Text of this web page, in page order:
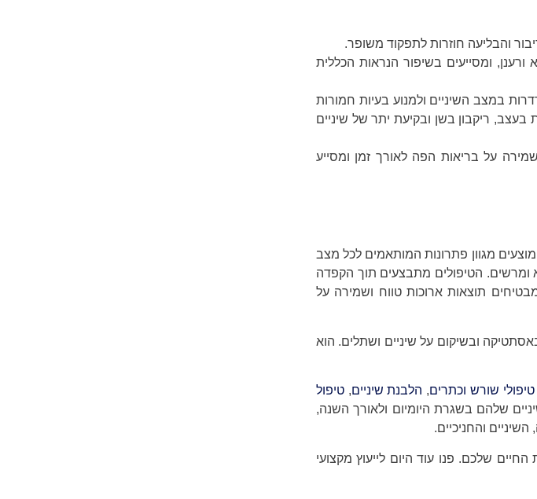
והבליעה חוזרות לתפקוד משופר.
ומסייעים בשיפור הנראות הכללית
במצב השיניים ולמנוע בעיות חמורות
ריקבון בשן ובקיעת יתר של שיניים
על בריאות הפה לאורך זמן ומסייע
מגוון פתרונות המותאמים לכל מצב
ומרשים. הטיפולים מתבצעים תוך הקפדה
תוצאות ארוכות טווח ושמירה על
ובשיקום על שיניים ושתלים. הוא
טיפולי שורש וכתרים, הלבנת שיניים,טיפול
שלהם בשגרת היומיום ולאורך השנה,
והחניכיים.
שלכם. פנו עוד היום לייעוץ מקצועי